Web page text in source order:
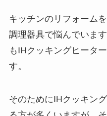
キッチンのリフォーム
調理器具で悩んでいま
もIHクッキングヒータ
す。
そのためにIHクッキン